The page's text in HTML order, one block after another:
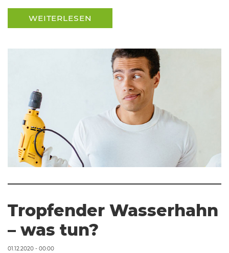
WEITERLESEN
Tropfender Wasserhahn
– was tun?
01.12.2020 - 00:00